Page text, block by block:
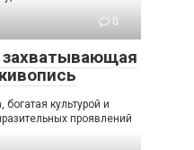
0
культурой и
проявлений